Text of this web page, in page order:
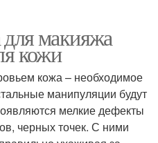
макияжа
кожи
кожа – необходимое
манипуляции будут
мелкие дефекты
черных точек. С ними